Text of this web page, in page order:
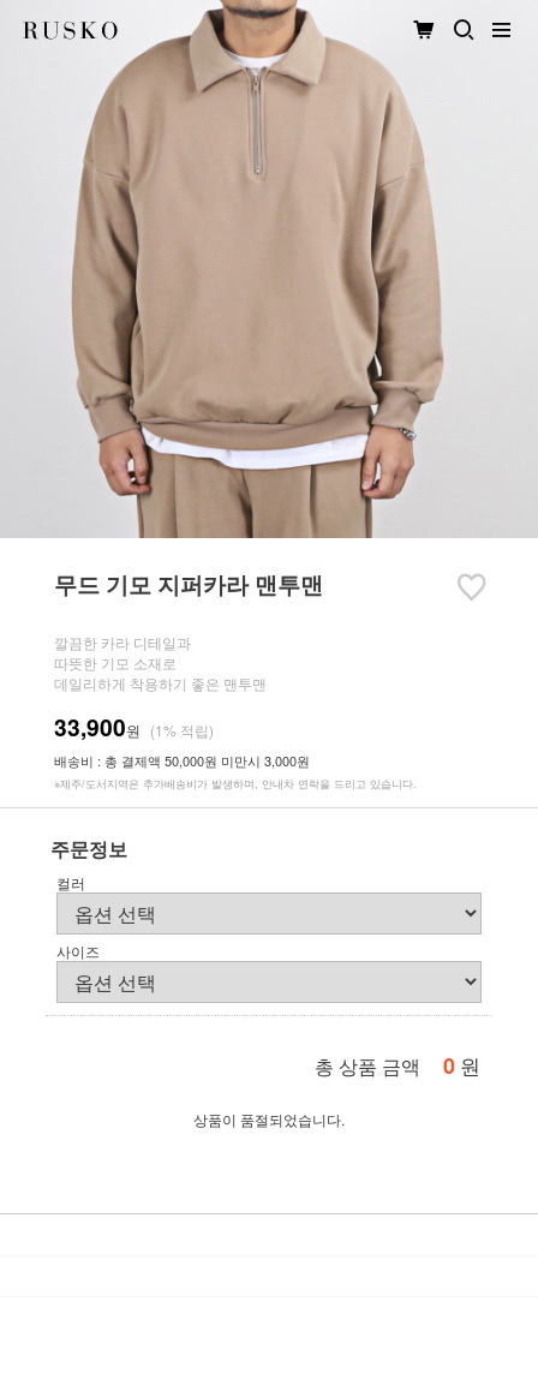
무드 기모 지퍼카라 맨투맨
깔끔한 카라 디테일과
따뜻한 기모 소재로
데일리하게 착용하기 좋은 맨투맨
33,900원 (1% 적립)
배송비 : 총 결제액 50,000원 미만시 3,000원
※제주/도서지역은 추가배송비가 발생하며, 안내차 연락을 드리고 있습니다.
주문정보
컬러
사이즈
총 상품 금액 0 원
상품이 품절되었습니다.